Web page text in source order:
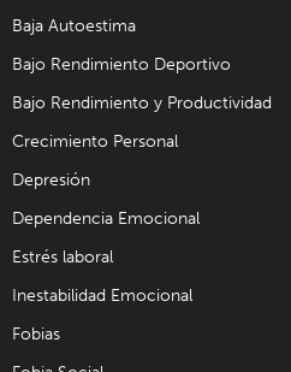
Baja Autoestima
Bajo Rendimiento Deportivo
Bajo Rendimiento y Productividad
Crecimiento Personal
Depresión
Dependencia Emocional
Estrés laboral
Inestabilidad Emocional
Fobias